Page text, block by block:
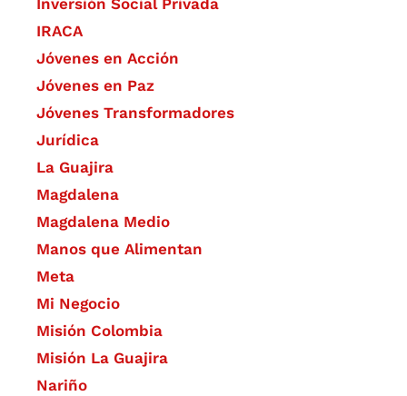
Inversión Social Privada
IRACA
Jóvenes en Acción
Jóvenes en Paz
Jóvenes Transformadores
Jurídica
La Guajira
Magdalena
Magdalena Medio
Manos que Alimentan
Meta
Mi Negocio
Misión Colombia
Misión La Guajira
Nariño